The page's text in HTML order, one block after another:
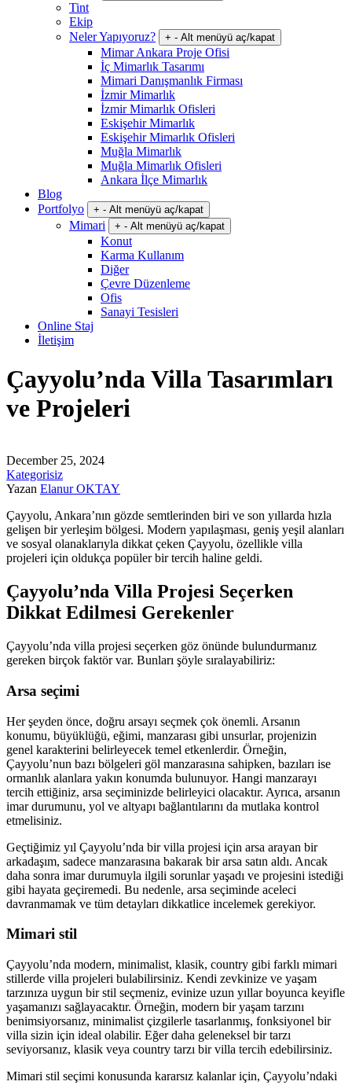
Tint
Ekip
Neler Yapıyoruz?
+ - Alt menüyü aç/kapat
Mimar Ankara Proje Ofisi
İç Mimarlık Tasarımı
Mimari Danışmanlık Firması
İzmir Mimarlık
İzmir Mimarlık Ofisleri
Eskişehir Mimarlık
Eskişehir Mimarlık Ofisleri
Muğla Mimarlık
Muğla Mimarlık Ofisleri
Ankara İlçe Mimarlık
Blog
Portfolyo
+ - Alt menüyü aç/kapat
Mimari + - Alt menüyü aç/kapat
Konut
Karma Kullanım
Diğer
Çevre Düzenleme
Ofis
Sanayi Tesisleri
Online Staj
İletişim
Çayyolu’nda Villa Tasarımları
ve Projeleri
December 25, 2024
Kategorisiz
Yazan Elanur OKTAY
Çayyolu, Ankara’nın gözde semtlerinden biri ve son yıllarda hızla
gelişen bir yerleşim bölgesi. Modern yapılaşması, geniş yeşil alanları
ve sosyal olanaklarıyla dikkat çeken Çayyolu, özellikle villa
projeleri için oldukça popüler bir tercih haline geldi.
Çayyolu’nda Villa Projesi Seçerken
Dikkat Edilmesi Gerekenler
Çayyolu’nda villa projesi seçerken göz önünde bulundurmanız
gereken birçok faktör var. Bunları şöyle sıralayabiliriz:
Arsa seçimi
Her şeyden önce, doğru arsayı seçmek çok önemli. Arsanın
konumu, büyüklüğü, eğimi, manzarası gibi unsurlar, projenizin
genel karakterini belirleyecek temel etkenlerdir. Örneğin,
Çayyolu’nun bazı bölgeleri göl manzarasına sahipken, bazıları ise
ormanlık alanlara yakın konumda bulunuyor. Hangi manzarayı
tercih ettiğiniz, arsa seçiminizde belirleyici olacaktır. Ayrıca, arsanın
imar durumunu, yol ve altyapı bağlantılarını da mutlaka kontrol
etmelisiniz.
Geçtiğimiz yıl Çayyolu’nda bir villa projesi için arsa arayan bir
arkadaşım, sadece manzarasına bakarak bir arsa satın aldı. Ancak
daha sonra imar durumuyla ilgili sorunlar yaşadı ve projesini istediği
gibi hayata geçiremedi. Bu nedenle, arsa seçiminde aceleci
davranmamak ve tüm detayları dikkatlice incelemek gerekiyor.
Mimari stil
Çayyolu’nda modern, minimalist, klasik, country gibi farklı mimari
stillerde villa projeleri bulabilirsiniz. Kendi zevkinize ve yaşam
tarzınıza uygun bir stil seçmeniz, evinize uzun yıllar boyunca keyifle
yaşamanızı sağlayacaktır. Örneğin, modern bir yaşam tarzını
benimsiyorsanız, minimalist çizgilerle tasarlanmış, fonksiyonel bir
villa sizin için ideal olabilir. Eğer daha geleneksel bir tarzı
seviyorsanız, klasik veya country tarzı bir villa tercih edebilirsiniz.
Mimari stil seçimi konusunda kararsız kalanlar için, Çayyolu’ndaki